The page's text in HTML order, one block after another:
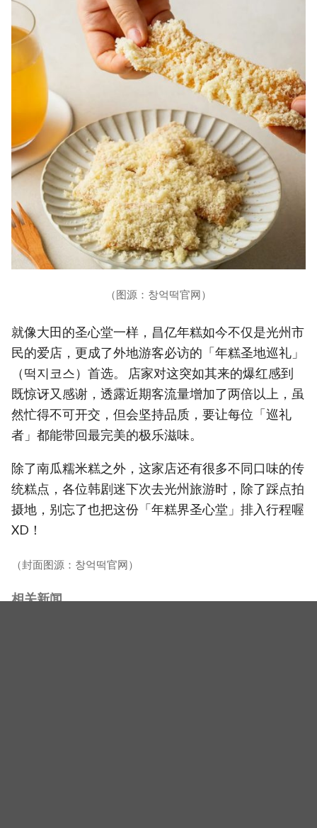
（图源：창억떡官网）
就像大田的圣心堂一样，昌亿年糕如今不仅是光州市
民的爱店，更成了外地游客必访的「年糕圣地巡礼」
（떡지코스）首选。 店家对这突如其来的爆红感到
既惊讶又感谢，透露近期客流量增加了两倍以上，虽
然忙得不可开交，但会坚持品质，要让每位「巡礼
者」都能带回最完美的极乐滋味。
除了南瓜糯米糕之外，这家店还有很多不同口味的传
统糕点，各位韩剧迷下次去光州旅游时，除了踩点拍
摄地，别忘了也把这份「年糕界圣心堂」排入行程喔
XD！
（封面图源：창억떡官网）
相关新闻